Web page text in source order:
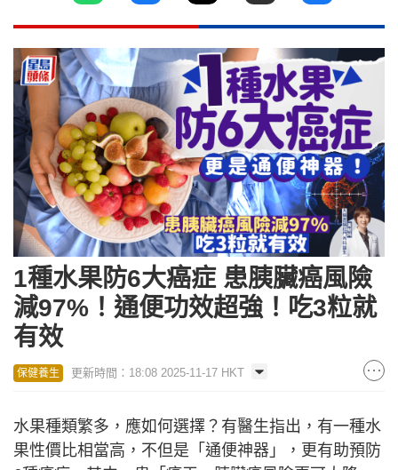
1種水果防6大癌症 患胰臟癌風險
減97%！通便功效超強！吃3粒就
有效
保健養生 更新時間：18:08 2025-11-17 HKT
水果種類繁多，應如何選擇？有醫生指出，有一種水
果性價比相當高，不但是「通便神器」，更有助預防